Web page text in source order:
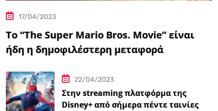
17/04/2023
Το “The Super Mario Bros. Movie” είναι
ήδη η δημοφιλέστερη μεταφορά
22/04/2023
Στην streaming πλατφόρμα της
Disney+ από σήμερα πέντε ταινίες